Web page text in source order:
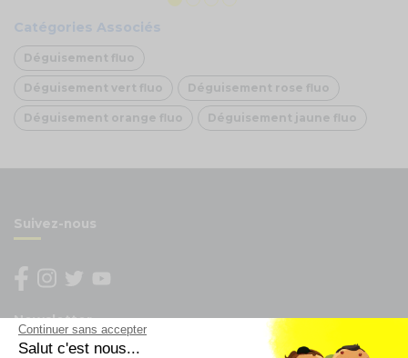
Continuer sans accepter
Salut c'est nous...
Catégories Associés
Déguisement fluo
Déguisement vert fluo Déguisement rose fluo
Déguisement orange fluo Déguisement jaune fluo
Suivez-nous
Newsletter